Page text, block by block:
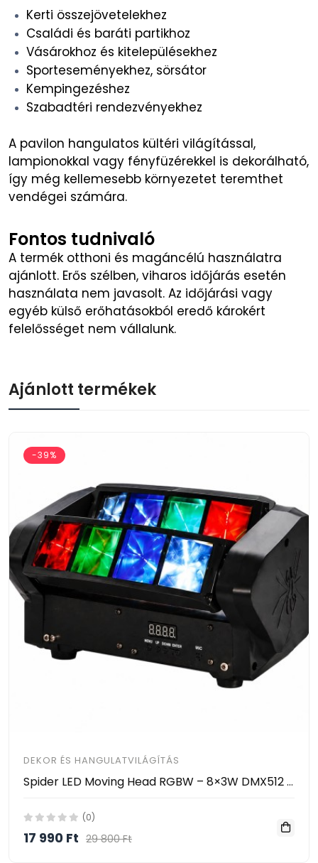
Kerti összejövetelekhez
Családi és baráti partikhoz
Vásárokhoz és kitelepülésekhez
Sporteseményekhez, sörsátor
Kempingezéshez
Szabadtéri rendezvényekhez
A pavilon hangulatos kültéri világítással,
lampionokkal vagy fényfüzérekkel is dekorálható,
így még kellemesebb környezetet teremthet
vendégei számára.
Fontos tudnivaló
A termék otthoni és magáncélú használatra
ajánlott. Erős szélben, viharos időjárás esetén
használata nem javasolt. Az időjárási vagy
egyéb külső erőhatásokból eredő károkért
felelősséget nem vállalunk.
Ajánlott termékek
-39%
DEKOR ÉS HANGULATVILÁGÍTÁS
Spider LED Moving Head RGBW – 8×3W DMX512 Zenevezérelt LED Színpadi Fény HAYAMI KL25-120
(0)
17 990 Ft 29 800 Ft